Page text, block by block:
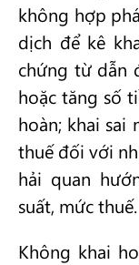
không hợp
dịch để kê
chứng từ dẫn
hoặc tăng số
hoàn; khai sai
thuế đối với
hải quan
suất, mức thuế.
Không khai